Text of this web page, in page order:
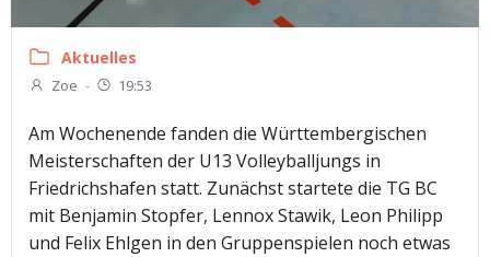
Aktuelles
Zoe - 19:53
Am Wochenende fanden die Württembergischen
Meisterschaften der U13 Volleyballjungs in
Friedrichshafen statt. Zunächst startete die TG BC
mit Benjamin Stopfer, Lennox Stawik, Leon Philipp
und Felix Ehlgen in den Gruppenspielen noch etwas